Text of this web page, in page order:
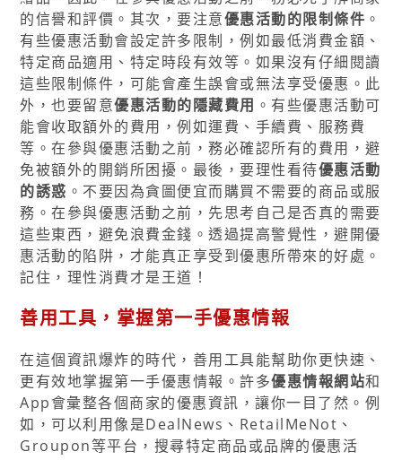
的信譽和評價。其次，要注意優惠活動的限制條件 。
有些優惠活動會設定許多限制，例如最低消費金額、
特定商品適用、特定時段有效等。如果沒有仔細閱讀
這些限制條件，可能會產生誤會或無法享受優惠。此
外，也要留意優惠活動的隱藏費用 。有些優惠活動可
能會收取額外的費用，例如運費、手續費、服務費
等。在參與優惠活動之前，務必確認所有的費用，避
免被額外的開銷所困擾。最後，要理性看待優惠活動
的誘惑 。不要因為貪圖便宜而購買不需要的商品或服
務。在參與優惠活動之前，先思考自己是否真的需要
這些東西，避免浪費金錢。透過提高警覺性，避開優
惠活動的陷阱，才能真正享受到優惠所帶來的好處。
記住，理性消費才是王道！
善用工具，掌握第一手優惠情報
在這個資訊爆炸的時代，善用工具能幫助你更快速、
更有效地掌握第一手優惠情報。許多優惠情報網站和
App會彙整各個商家的優惠資訊，讓你一目了然。例
如，可以利用像是DealNews、RetailMeNot、
Groupon等平台，搜尋特定商品或品牌的優惠活